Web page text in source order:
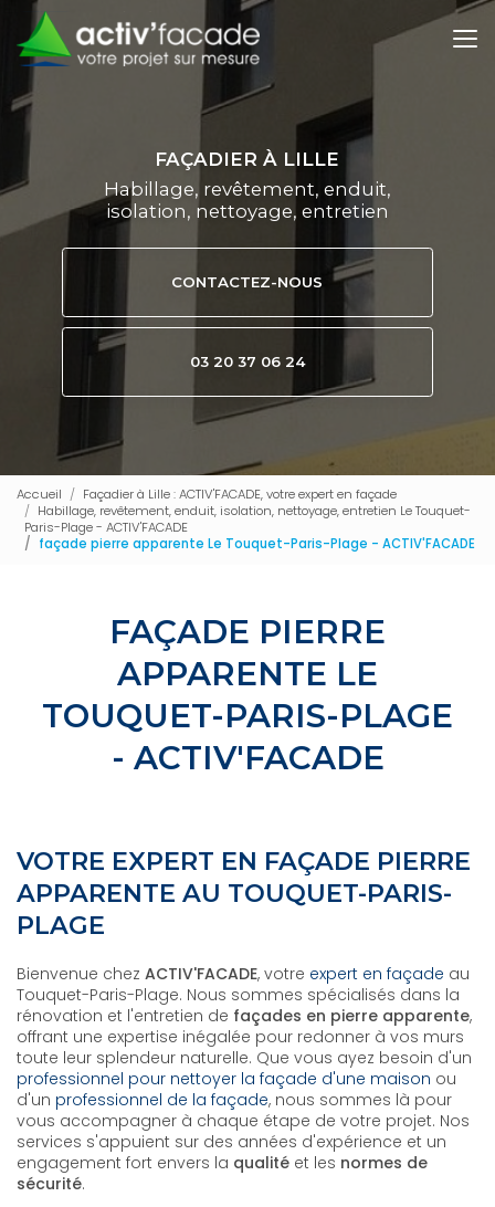
contenu
principal
FAÇADIER À LILLE
Habillage, revêtement, enduit,
isolation, nettoyage, entretien
CONTACTEZ-NOUS
03 20 37 06 24
Accueil
Façadier à Lille : ACTIV'FACADE, votre expert en façade
Habillage, revêtement, enduit, isolation, nettoyage, entretien Le Touquet-
Paris-Plage - ACTIV'FACADE
façade pierre apparente Le Touquet-Paris-Plage - ACTIV'FACADE
FAÇADE PIERRE
APPARENTE LE
TOUQUET-PARIS-PLAGE
- ACTIV'FACADE
VOTRE EXPERT EN FAÇADE PIERRE
APPARENTE AU TOUQUET-PARIS-
PLAGE
Bienvenue chez ACTIV'FACADE, votre expert en façade au
Touquet-Paris-Plage. Nous sommes spécialisés dans la
rénovation et l'entretien de façades en pierre apparente,
offrant une expertise inégalée pour redonner à vos murs
toute leur splendeur naturelle. Que vous ayez besoin d'un
professionnel pour nettoyer la façade d'une maison ou
d'un professionnel de la façade, nous sommes là pour
vous accompagner à chaque étape de votre projet. Nos
services s'appuient sur des années d'expérience et un
engagement fort envers la qualité et les normes de
sécurité.